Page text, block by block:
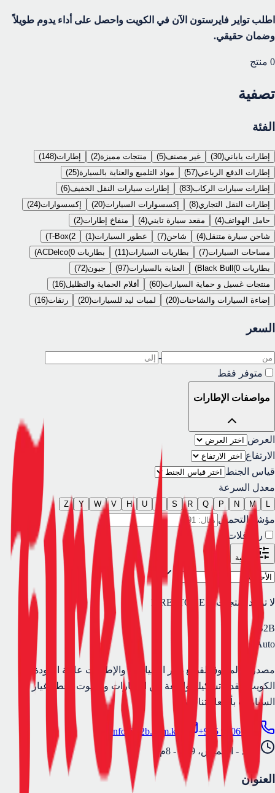
اطلب تواير فايرستون الآن في الكويت واحصل على أداء يدوم طويلاً
وضمان حقيقي.
0 منتج
تصفية
الفئة
إطارات ياباني(
30
) غير مصنف(
5
) منتجات مميزة(
2
) إطارات(
148
)
إطارات الدفع الرباعي(
57
) مواد التلميع والعناية بالسيارة(
25
)
إطارات سيارات الركاب(
83
) إطارات سيارات النقل الخفيف(
6
)
إطارات النقل التجاري(
8
) إكسسوارات السيارات(
20
) إكسسوارات(
24
)
حامل الهواتف(
4
) مقعد سيارة تايني(
4
) منفاخ إطارات(
2
)
شاحن سيارة متنقل(
4
) شاحن(
7
) عطور السيارات(
1
)
T-Box(2
)
مساحات السيارات(
7
) بطاريات السيارات(
11
) بطاريات ACDelco (0
)
بطاريات Black Bull
(0
) العناية بالسيارات(
97
) جيون(
72
)
منتجات غسيل و حماية السيارات(
60
) أفلام الحماية والتظليل(
16
)
إضاءة السيارات والشاحنات(
20
) لمبات ليد للسيارات(
20
) رنقات(
16
)
السعر
-
متوفر فقط
مواصفات الإطارات
العرض
الارتفاع
قياس الجنط
معدل السرعة
M
N
P
Q
R
S
U
H
V
W
Y
Z
مؤشر التحميل
رن-فلات
تصفية
لا توجد منتجات لـ FIRESTONE
B2B
Auto
مصدرك الموثوق لقطع غيار السيارات والإطارات عالية الجودة في
الكويت. نقدم تشكيلة واسعة من الإطارات والزيوت وقطع غيار
السيارات بأسعار تنافسية.
+965 98067221
info@b2b.com.kw
الأحد - الخميس، 9ص - 8م
العنوان